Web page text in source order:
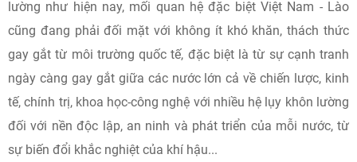
lường như hiện nay, mối quan hệ đặc biệt Việt Nam - Lào
cũng đang phải đối mặt với không ít khó khăn, thách thức
gay gắt từ môi trường quốc tế, đặc biệt là từ sự cạnh tranh
ngày càng gay gắt giữa các nước lớn cả về chiến lược, kinh
tế, chính trị, khoa học-công nghệ với nhiều hệ lụy khôn lường
đối với nền độc lập, an ninh và phát triển của mỗi nước, từ
sự biến đổi khắc nghiệt của khí hậu...